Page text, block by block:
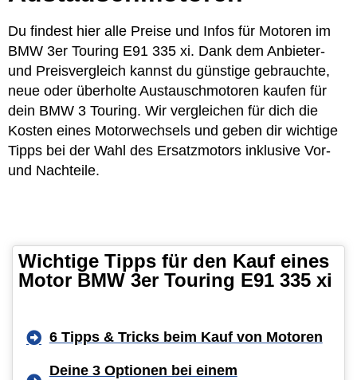
Du findest hier alle Preise und Infos für Motoren im
BMW 3er Touring E91 335 xi. Dank dem Anbieter-
und Preisvergleich kannst du günstige gebrauchte,
neue oder überholte Austauschmotoren kaufen für
dein BMW 3 Touring. Wir vergleichen für dich die
Kosten eines Motorwechsels und geben dir wichtige
Tipps bei der Wahl des Ersatzmotors inklusive Vor-
und Nachteile.
Wichtige Tipps für den Kauf eines
Motor BMW 3er Touring E91 335 xi
6 Tipps & Tricks beim Kauf von Motoren
Deine 3 Optionen bei einem